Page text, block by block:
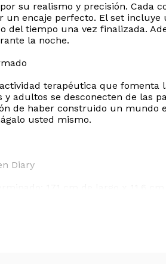
su realismo y precisión. Cada
un encaje perfecto. El set
del tiempo una vez finalizada.
la noche.
terapéutica que
adultos se desconecten de las
de haber construido un
usted mismo.
Diary